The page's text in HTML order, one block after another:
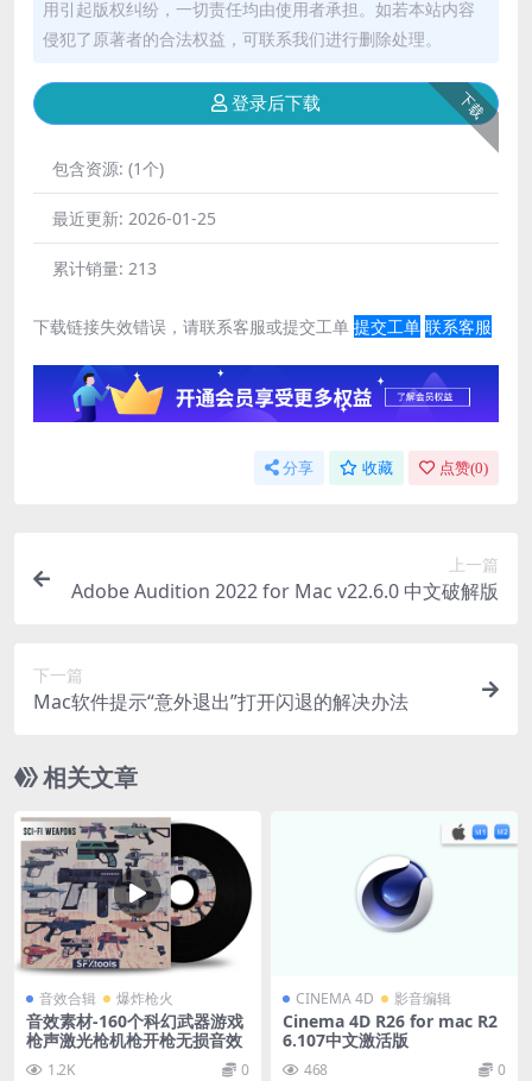
用引起版权纠纷，一切责任均由使用者承担。如若本站内容
侵犯了原著者的合法权益，可联系我们进行删除处理。
下载
登录后下载
包含资源: (1个)
最近更新: 2026-01-25
累计销量: 213
下载链接失效错误，请联系客服或提交工单 提交工单 联系客服
分享 收藏 点赞(0)
上一篇
Adobe Audition 2022 for Mac v22.6.0 中文破解版
下一篇
Mac软件提示“意外退出”打开闪退的解决办法
相关文章
音效合辑 爆炸枪火
音效素材-160个科幻武器游戏
枪声激光枪机枪开枪无损音效
1.2K 0
CINEMA 4D 影音编辑
Cinema 4D R26 for mac R2
6.107中文激活版
468 0